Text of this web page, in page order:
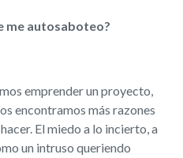
me autosaboteo?
emprender un proyecto,
encontramos más razones
El miedo a lo incierto, a
un intruso queriendo